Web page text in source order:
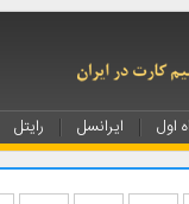
اول ایرانسل رایتل